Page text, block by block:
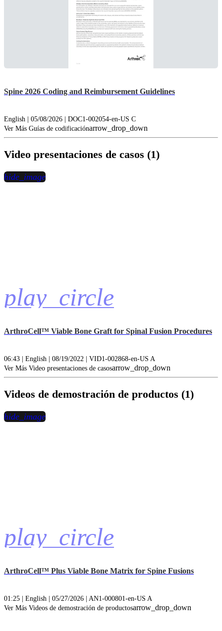
Spine 2026 Coding and Reimbursement Guidelines
English | 05/08/2026 | DOC1-002054-en-US C
Ver Más Guías de codificaciónarrow_drop_down
Video presentaciones de casos (1)
play_circle
hide_image
ArthroCell™ Viable Bone Graft for Spinal Fusion Procedures
06:43 | English | 08/19/2022 | VID1-002868-en-US A
Ver Más Video presentaciones de casosarrow_drop_down
Videos de demostración de productos (1)
play_circle
hide_image
ArthroCell™ Plus Viable Bone Matrix for Spine Fusions
01:25 | English | 05/27/2026 | AN1-000801-en-US A
Ver Más Videos de demostración de productosarrow_drop_down